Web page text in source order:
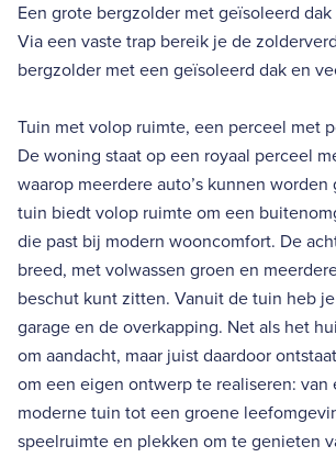
Een grote bergzolder met geïsoleerd dak
Via een vaste trap bereik je de
bergzolder met een geïsoleerd dak en
Tuin met volop ruimte, een perceel met
De woning staat op een royaal perceel
waarop meerdere auto’s kunnen worden
tuin biedt volop ruimte om een
die past bij modern wooncomfort. De
breed, met volwassen groen en
beschut kunt zitten. Vanuit de tuin heb
garage en de overkapping. Net als het
om aandacht, maar juist daardoor
om een eigen ontwerp te realiseren: van
moderne tuin tot een groene
speelruimte en plekken om te genieten